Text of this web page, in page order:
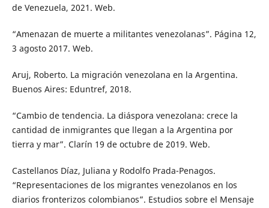
de Venezuela, 2021. Web.
“Amenazan de muerte a militantes venezolanas”. Página 12,
3 agosto 2017. Web.
Aruj, Roberto. La migración venezolana en la Argentina.
Buenos Aires: Eduntref, 2018.
“Cambio de tendencia. La diáspora venezolana: crece la
cantidad de inmigrantes que llegan a la Argentina por
tierra y mar”. Clarín 19 de octubre de 2019. Web.
Castellanos Díaz, Juliana y Rodolfo Prada-Penagos.
“Representaciones de los migrantes venezolanos en los
diarios fronterizos colombianos”. Estudios sobre el Mensaje